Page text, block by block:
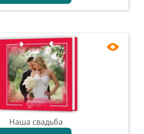
Наша свадьба